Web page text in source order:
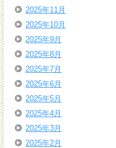
2025年11月
2025年10月
2025年9月
2025年8月
2025年7月
2025年6月
2025年5月
2025年4月
2025年3月
2025年2月